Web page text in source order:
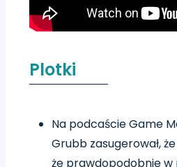
Plotki
Na podcaście Game
Grubb zasugerował,
że prawdopodobnie w